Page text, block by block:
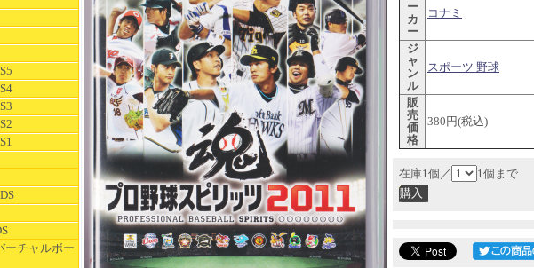
ーチャルボー
ー
カ
ー
コナミ
ジ
ャ
ン
ル
スポーツ 野球
販
売
価
格
380円(税込)
在庫1個／ 1個まで